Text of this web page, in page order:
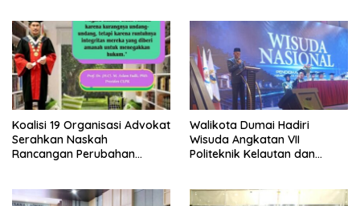
Bersama Kota Dumai
Koalisi 19 Organisasi Advokat
Serahkan Naskah
Rancangan Perubahan
RI
Walikota Dumai Hadiri
Wisuda Angkatan VII
Politeknik Kelautan dan